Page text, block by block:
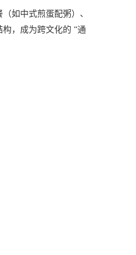
如中式煎蛋配粥）、
，成为跨文化的 “通